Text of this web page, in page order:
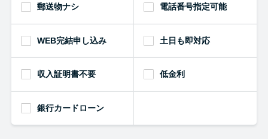
郵送物ナシ 電話番号指定可能
WEB完結申し込み 土日も即対応
収入証明書不要 低金利
銀行カードローン